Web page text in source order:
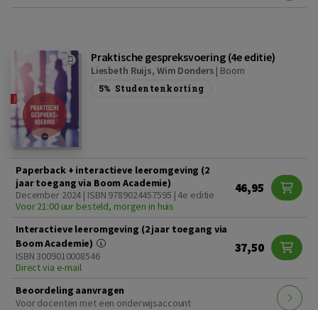
Praktische gespreksvoering (4e editie)
Liesbeth Ruijs, Wim Donders | Boom
5% Studentenkorting
Paperback + interactieve leeromgeving (2
jaar toegang via Boom Academie)
December 2024 | ISBN 9789024457595 | 4e editie
Voor 21:00 uur besteld, morgen in huis
46,95
Interactieve leeromgeving (2 jaar toegang via
Boom Academie)
ISBN 3009010008546
Direct via e-mail
37,50
Beoordeling aanvragen
Voor docenten met een onderwijsaccount